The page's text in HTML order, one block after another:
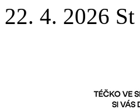
22. 4. 2026